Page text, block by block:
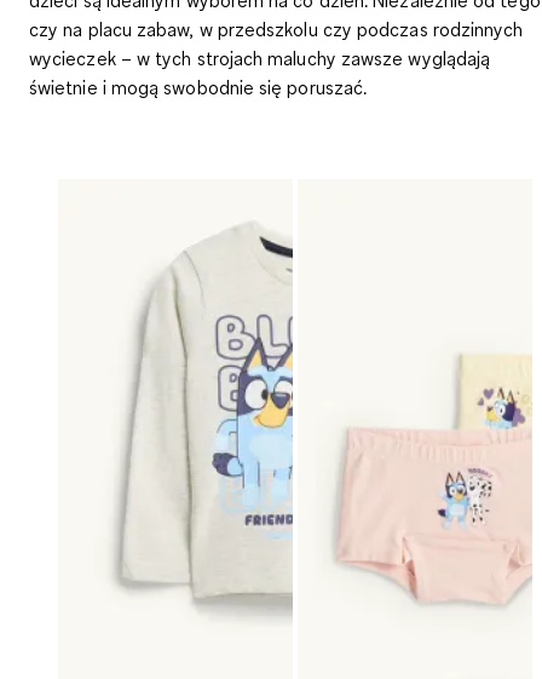
czy na placu zabaw, w przedszkolu czy podczas rodzinnych
wycieczek – w tych strojach maluchy zawsze wyglądają
świetnie i mogą swobodnie się poruszać.